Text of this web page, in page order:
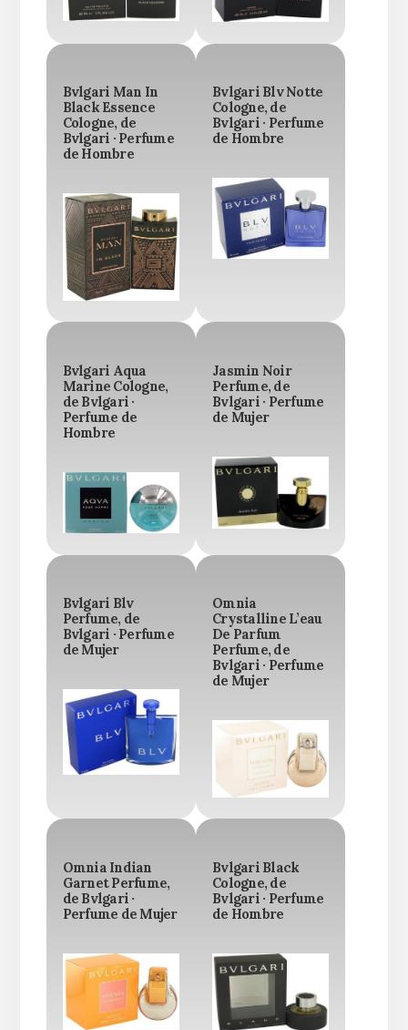
Bvlgari Man In
Black Essence
Cologne, de
Bvlgari · Perfume
de Hombre
Bvlgari Blv Notte
Cologne, de
Bvlgari · Perfume
de Hombre
Bvlgari Aqua
Marine Cologne,
de Bvlgari ·
Perfume de
Hombre
Jasmin Noir
Perfume, de
Bvlgari · Perfume
de Mujer
Bvlgari Blv
Perfume, de
Bvlgari · Perfume
de Mujer
Omnia
Crystalline L’eau
De Parfum
Perfume, de
Bvlgari · Perfume
de Mujer
Omnia Indian
Garnet Perfume,
de Bvlgari ·
Perfume de Mujer
Bvlgari Black
Cologne, de
Bvlgari · Perfume
de Hombre